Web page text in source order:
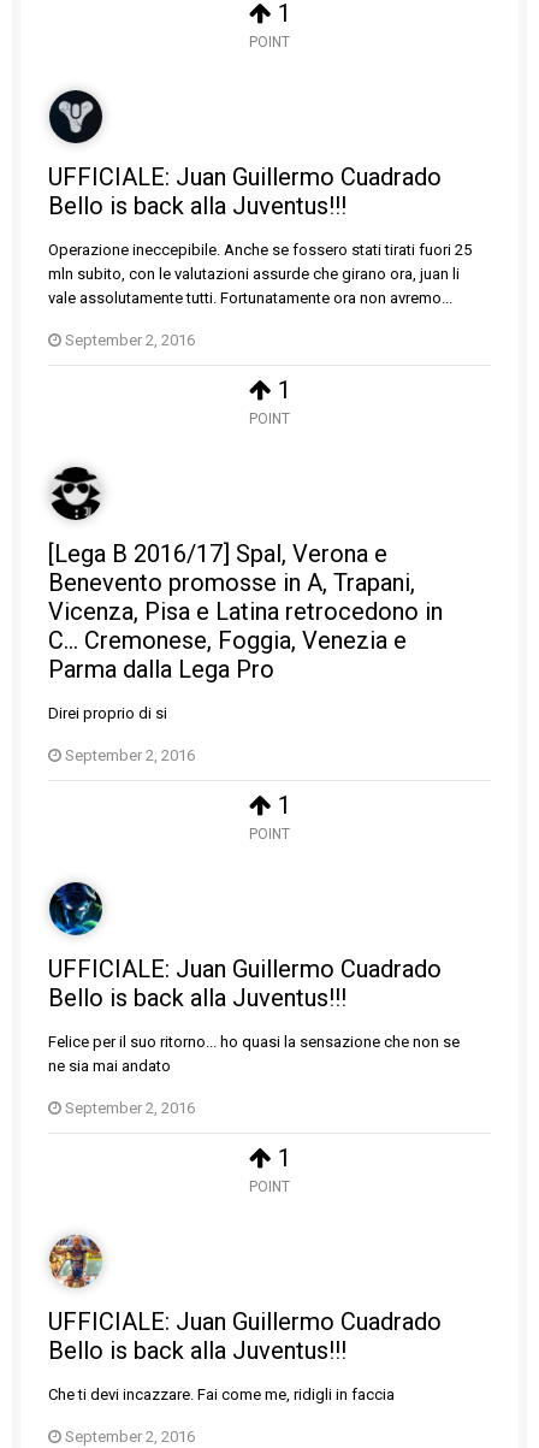
1
POINT
1
POINT
UFFICIALE: Juan Guillermo Cuadrado
Bello is back alla Juventus!!!
Operazione ineccepibile. Anche se fossero stati tirati fuori 25
mln subito, con le valutazioni assurde che girano ora, juan li
vale assolutamente tutti. Fortunatamente ora non avremo...
September 2, 2016
1
POINT
[Lega B 2016/17] Spal, Verona e
Benevento promosse in A, Trapani,
Vicenza, Pisa e Latina retrocedono in
C... Cremonese, Foggia, Venezia e
Parma dalla Lega Pro
Direi proprio di si
September 2, 2016
1
POINT
UFFICIALE: Juan Guillermo Cuadrado
Bello is back alla Juventus!!!
Felice per il suo ritorno... ho quasi la sensazione che non se
ne sia mai andato
September 2, 2016
UFFICIALE: Juan Guillermo Cuadrado
Bello is back alla Juventus!!!
Che ti devi incazzare. Fai come me, ridigli in faccia
September 2, 2016